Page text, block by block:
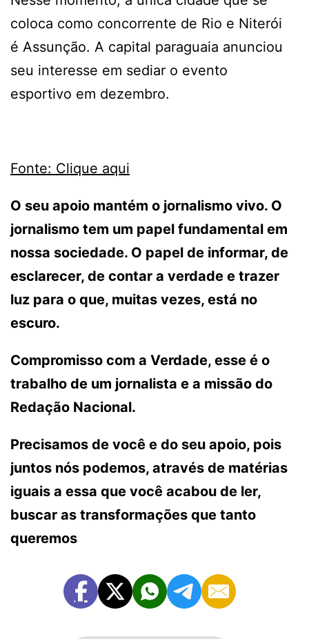
coloca como concorrente de Rio e Niterói
é Assunção. A capital paraguaia anunciou
seu interesse em sediar o evento
esportivo em dezembro.
Fonte: Clique aqui
O seu apoio mantém o jornalismo vivo. O
jornalismo tem um papel fundamental em
nossa sociedade. O papel de informar, de
esclarecer, de contar a verdade e trazer
luz para o que, muitas vezes, está no
escuro.
Compromisso com a Verdade, esse é o
trabalho de um jornalista e a missão do
Redação Nacional.
Precisamos de você e do seu apoio, pois
juntos nós podemos, através de matérias
iguais a essa que você acabou de ler,
buscar as transformações que tanto
queremos